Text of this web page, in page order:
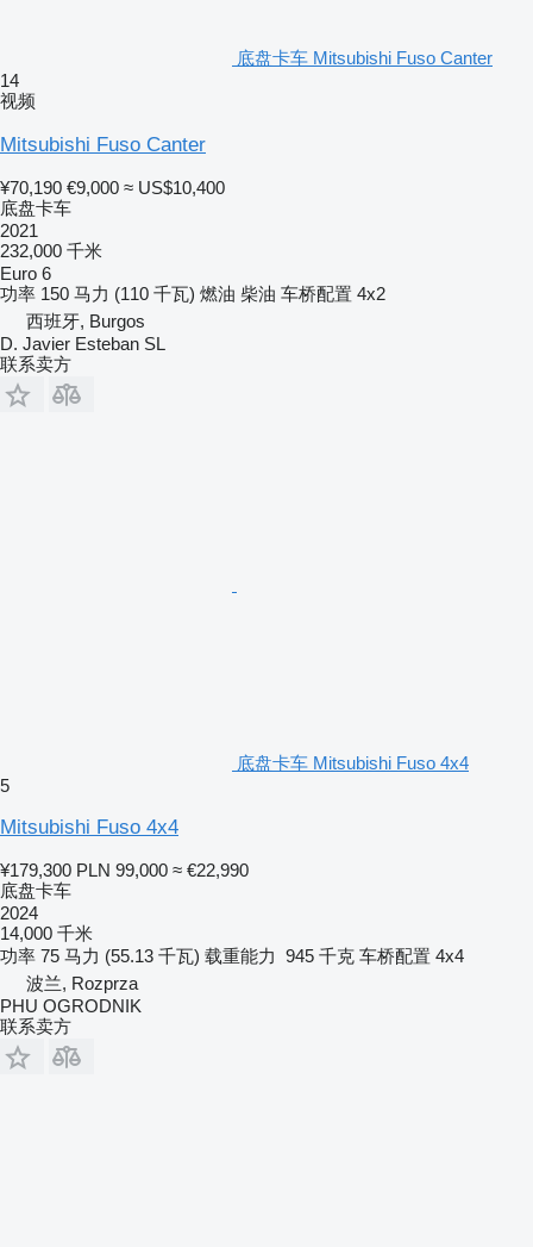
底盘卡车 Mitsubishi Fuso Canter
14
视频
Mitsubishi Fuso Canter
¥70,190 €9,000 ≈ US$10,400
底盘卡车
2021
232,000 千米
Euro 6
功率 150 马力 (110 千瓦) 燃油 柴油 车桥配置 4x2
西班牙, Burgos
D. Javier Esteban SL
联系卖方
底盘卡车 Mitsubishi Fuso 4x4
5
Mitsubishi Fuso 4x4
¥179,300 PLN 99,000 ≈ €22,990
底盘卡车
2024
14,000 千米
功率 75 马力 (55.13 千瓦) 载重能力 945 千克 车桥配置 4x4
波兰, Rozprza
PHU OGRODNIK
联系卖方